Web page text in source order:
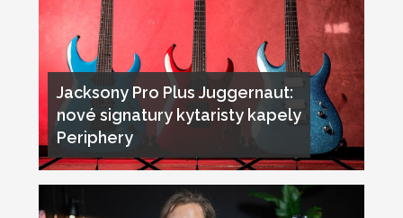
Jacksony Pro Plus Juggernaut:
nové signatury kytaristy kapely
Periphery